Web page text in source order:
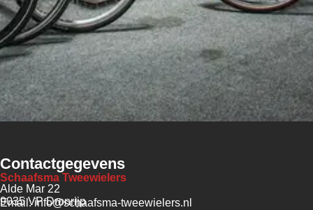
Contactgegevens
Schaafsma Tweewielers
Alde Mar 22
9035 VP Dronrijp
Email: info@schaafsma-tweewielers.nl